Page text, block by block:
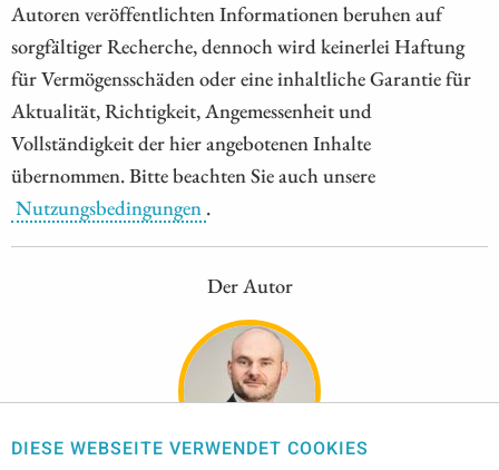
DIESE WEBSEITE VERWENDET COOKIES
Autoren veröffentlichten Informationen beruhen auf
sorgfältiger Recherche, dennoch wird keinerlei Haftung
für Vermögensschäden oder eine inhaltliche Garantie für
Aktualität, Richtigkeit, Angemessenheit und
Vollständigkeit der hier angebotenen Inhalte
übernommen. Bitte beachten Sie auch unsere
Nutzungsbedingungen .
Der Autor